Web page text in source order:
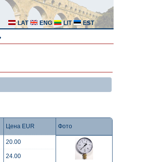
LAT ENG LIT EST
Цена EUR Фото
20.00
24.00